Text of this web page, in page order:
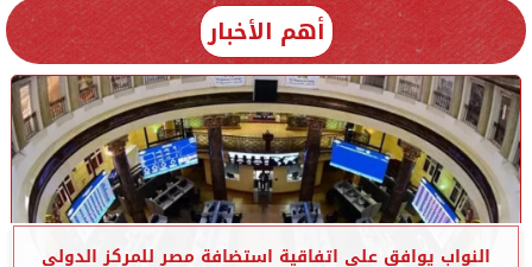
أهم الأخبار
النواب يوافق على اتفاقية استضافة مصر للمركز الدولي